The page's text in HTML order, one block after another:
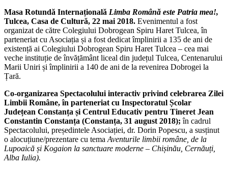
Masa Rotundă Internațională Limba Română este Patria mea!,
Tulcea, Casa de Cultură, 22 mai 2018. Evenimentul a fost
organizat de către Colegiului Dobrogean Spiru Haret Tulcea, în
parteneriat cu Asociația și a fost dedicat împlinirii a 135 de ani de
existență ai Colegiului Dobrogean Spiru Haret Tulcea – cea mai
veche instituție de învățământ liceal din județul Tulcea, Centenarului
Marii Uniri și împlinirii a 140 de ani de la revenirea Dobrogei la
Țară.
Co-organizarea Spectacolului interactiv privind celebrarea Zilei
Limbii Române, în parteneriat cu Inspectoratul Școlar
Județean Constanța și Centrul Educativ pentru Tineret Jean
Constantin Constanța (Constanța, 31 august 2018); în cadrul
Spectacolului, președintele Asociației, dr. Dorin Popescu, a susținut
o alocuțiune/prezentare cu tema Aventurile limbii române, de la
Lupoaică și Kogaion la sanctuare moderne – Chișinău, Cernăuți,
Alba Iulia).